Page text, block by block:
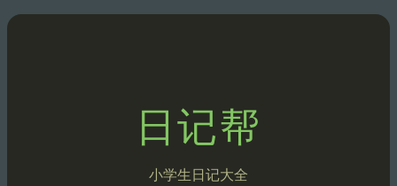
日记帮
小学生日记大全